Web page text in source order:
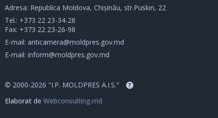
Adresa: Republica Moldova, Chișinău, str.Puskin, 22
Tel.: +373 22 23-34-28
Fax: +373 22 23-26-98
E-mail: anticamera@moldpres.gov.md
E-mail: inform@moldpres.gov.md
© 2000-2026 "I.P. MOLDPRES A.I.S." ?
Elaborat de Webconsulting.md